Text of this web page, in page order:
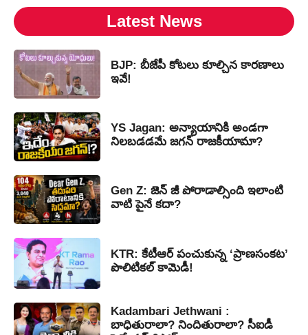
Latest News
BJP: బీజేపీ కోటలు కూల్చిన కారణాలు
ఇవే!
YS Jagan: అన్యాయానికి అండగా
నిలబడడమే జగన్ రాజకీయామా?
Gen Z: జెన్ జీ పోరాడాల్సింది ఇలాంటి
వాటి పైనే కదా?
KTR: కేటీఆర్ పంచుకున్న ‘ప్రాణసంకట’
పొలిటికల్ కామెడీ!
Kadambari Jethwani :
బాధితురాలా? నిందితురాలా? సీఐడీ